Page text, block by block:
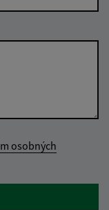
osobných